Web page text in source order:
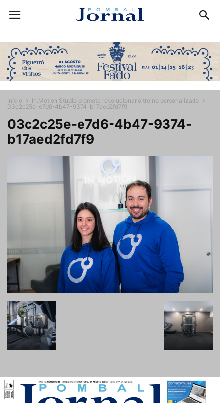
Início
In.Motion Studio promete revolucionar o treino personalizado
03c2c25e-e7d6-4b47-9374-b17aed2fd7f9
03c2c25e-e7d6-4b47-9374-
b17aed2fd7f9